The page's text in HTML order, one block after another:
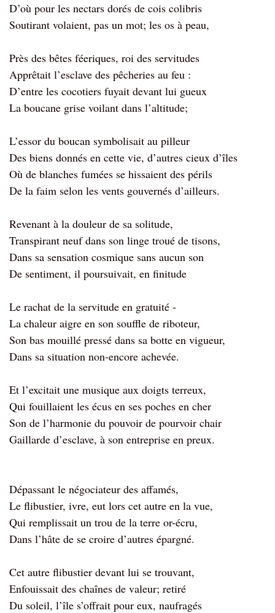
D’où pour les nectars dorés de cois colibris
Soutirant volaient, pas un mot; les os à peau,
Près des bêtes féeriques, roi des servitudes
Apprêtait l’esclave des pêcheries au feu :
D’entre les cocotiers fuyait devant lui gueux
La boucane grise voilant dans l’altitude;
L’essor du boucan symbolisait au pilleur
Des biens donnés en cette vie, d’autres cieux d’îles
Où de blanches fumées se hissaient des périls
De la faim selon les vents gouvernés d’ailleurs.
Revenant à la douleur de sa solitude,
Transpirant neuf dans son linge troué de tisons,
Dans sa sensation cosmique sans aucun son
De sentiment, il poursuivait, en finitude
Le rachat de la servitude en gratuité -
La chaleur aigre en son souffle de riboteur,
Son bas mouillé pressé dans sa botte en vigueur,
Dans sa situation non-encore achevée.
Et l’excitait une musique aux doigts terreux,
Qui fouillaient les écus en ses poches en cher
Son de l’harmonie du pouvoir de pourvoir chair
Gaillarde d’esclave, à son entreprise en preux.
Dépassant le négociateur des affamés,
Le flibustier, ivre, eut lors cet autre en la vue,
Qui remplissait un trou de la terre or-écru,
Dans l’hâte de se croire d’autres épargné.
Cet autre flibustier devant lui se trouvant,
Enfouissait des chaînes de valeur; retiré
Du soleil, l’île s’offrait pour eux, naufragés